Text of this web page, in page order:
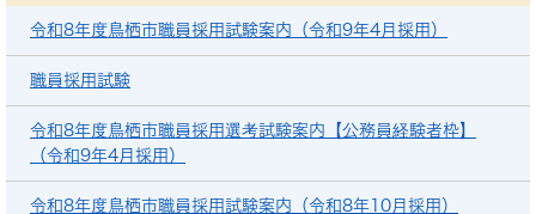
令和8年度鳥栖市職員採用試験案内（令和9年4月採用）
職員採用試験
令和8年度鳥栖市職員採用選考試験案内【公務員経験者枠】
（令和9年4月採用）
令和8年度鳥栖市職員採用試験案内（令和8年10月採用）